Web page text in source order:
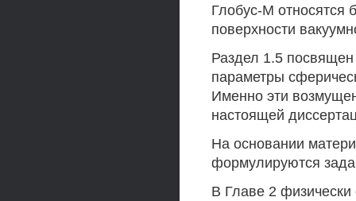
Глобус-М относятся
поверхности
Раздел 1.5
параметры
Именно эти
настоящей
На основании
формулируются
В Главе 2 физически